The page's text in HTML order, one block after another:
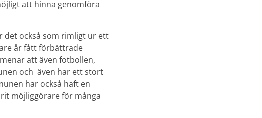
att hinna genomföra
det också som rimligt ur ett
år fått förbättrade
att även fotbollen,
och även har ett stort
har också haft en
möjliggörare för många